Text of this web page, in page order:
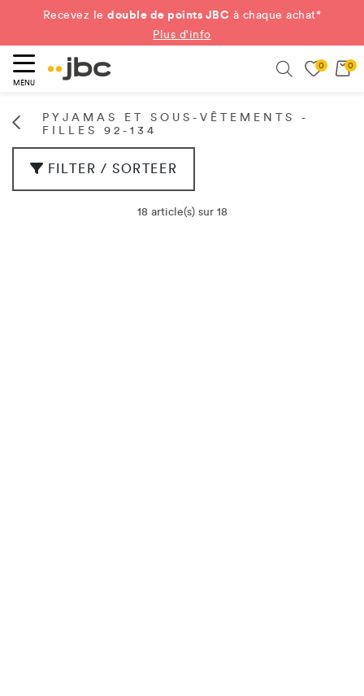
Recevez ledouble de points JBC à chaque achat*
Plus d'info
MENU
0 0
PYJAMAS ET SOUS-VÊTEMENTS -
FILLES 92-134
FILTER / SORTEER
18 article(s) sur 18